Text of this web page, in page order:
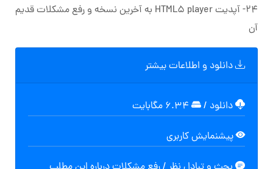
24- آپدیت HTML5 player به آخرین نسخه و رفع مشکلات قدیم
آن
دانلود و اطلاعات بیشتر
دانلود /
پیشنمایش کاربری